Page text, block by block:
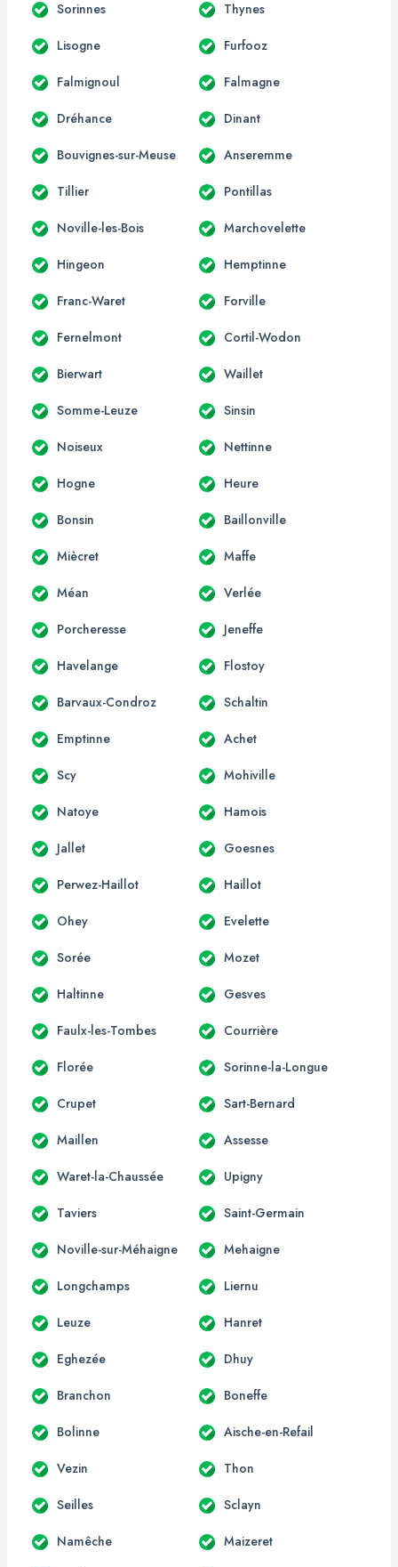
Sorinnes Thynes
Lisogne Furfooz
Falmignoul Falmagne
Dréhance Dinant
Bouvignes-sur-Meuse Anseremme
Tillier Pontillas
Noville-les-Bois Marchovelette
Hingeon Hemptinne
Franc-Waret Forville
Fernelmont Cortil-Wodon
Bierwart Waillet
Somme-Leuze Sinsin
Noiseux Nettinne
Hogne Heure
Bonsin Baillonville
Miècret Maffe
Méan Verlée
Porcheresse Jeneffe
Havelange Flostoy
Barvaux-Condroz Schaltin
Emptinne Achet
Scy Mohiville
Natoye Hamois
Jallet Goesnes
Perwez-Haillot Haillot
Ohey Evelette
Sorée Mozet
Haltinne Gesves
Faulx-les-Tombes Courrière
Florée Sorinne-la-Longue
Crupet Sart-Bernard
Maillen Assesse
Waret-la-Chaussée Upigny
Taviers Saint-Germain
Noville-sur-Méhaigne Mehaigne
Longchamps Liernu
Leuze Hanret
Eghezée Dhuy
Branchon Boneffe
Bolinne Aische-en-Refail
Vezin Thon
Seilles Sclayn
Namêche Maizeret